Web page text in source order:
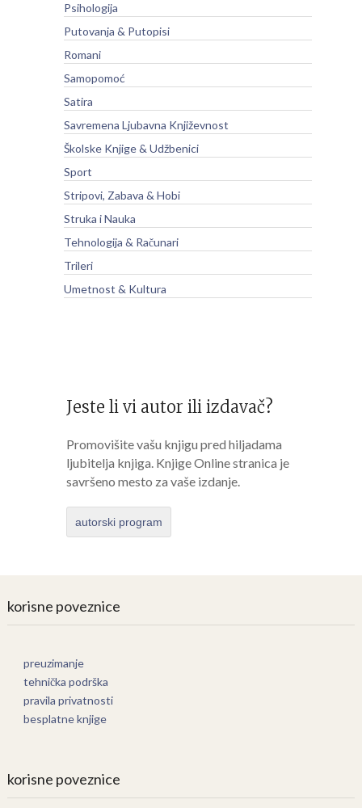
Psihologija
Putovanja & Putopisi
Romani
Samopomoć
Satira
Savremena Ljubavna Književnost
Školske Knjige & Udžbenici
Sport
Stripovi, Zabava & Hobi
Struka i Nauka
Tehnologija & Računari
Trileri
Umetnost & Kultura
Jeste li vi autor ili izdavač?
Promovišite vašu knjigu pred hiljadama
ljubitelja knjiga. Knjige Online stranica je
savršeno mesto za vaše izdanje.
autorski program
korisne poveznice
preuzimanje
tehnička podrška
pravila privatnosti
besplatne knjige
korisne poveznice